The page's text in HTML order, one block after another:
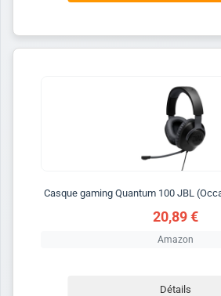
Casque gaming Quantum 100 JBL
20,89 €
Amazon
Détails